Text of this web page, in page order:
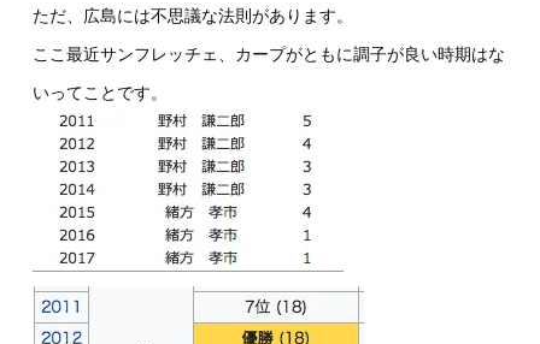
ただ、広島には不思議な法則があります。
ここ最近サンフレッチェ、カープがともに調子が良い時期はな
いってことです。